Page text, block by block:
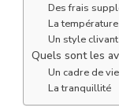
Des frais
La
Un style clivant
Quels sont les
Un cadre de
La tranquillité